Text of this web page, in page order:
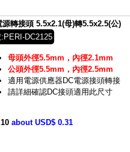
源轉接頭 5.5x2.1(母)轉5.5x2.5(公)
DC2125
母頭外徑5.5mm，內徑2.1mm
公頭外徑5.5mm，內徑2.5mm
適用電源供應器DC電源接頭轉接
請詳細確認DC接頭適用此尺寸
about USD$ 0.31